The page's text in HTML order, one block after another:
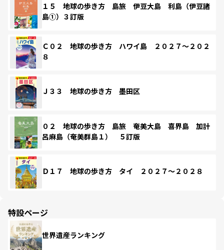
１５ 地球の歩き方 島旅 伊豆大島 利島（伊豆諸
島①）３訂版
Ｃ０２ 地球の歩き方 ハワイ島 ２０２７～２０２
８
Ｊ３３ 地球の歩き方 墨田区
０２ 地球の歩き方 島旅 奄美大島 喜界島 加計
呂麻島（奄美群島１） ５訂版
Ｄ１７ 地球の歩き方 タイ ２０２７～２０２８
特設ページ
世界遺産ランキング